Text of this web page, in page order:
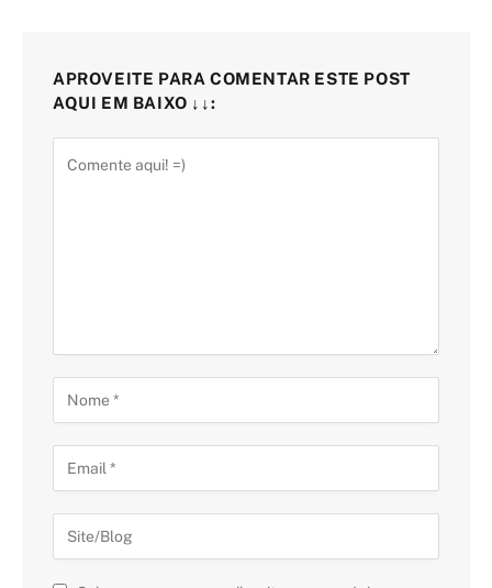
APROVEITE PARA COMENTAR ESTE POST
AQUI EM BAIXO ↓↓: